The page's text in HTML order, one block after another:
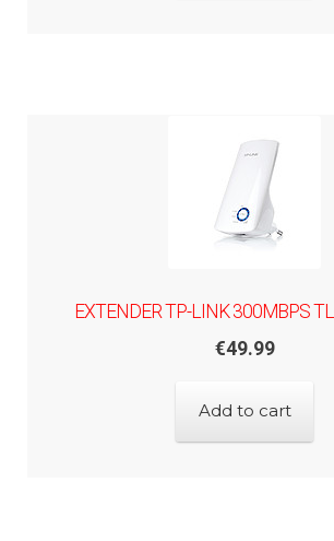
EXTENDER TP-LINK 300MBPS
€49.99
Add to cart